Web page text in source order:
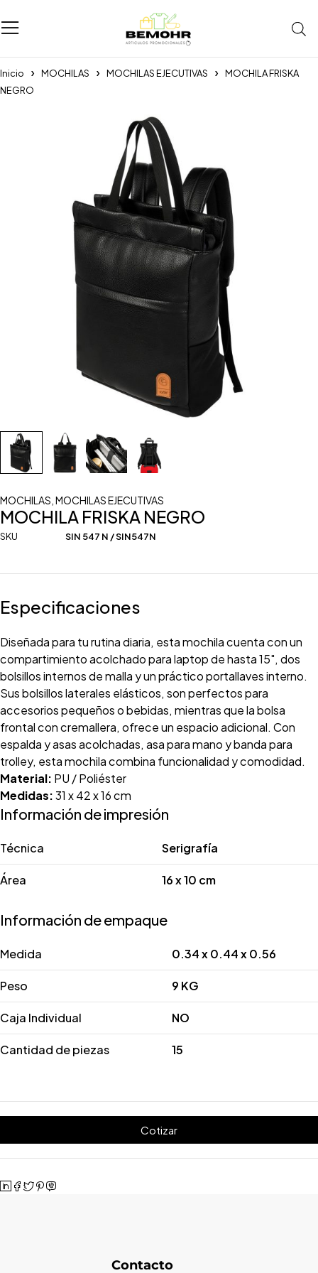
Inicio MOCHILAS MOCHILAS EJECUTIVAS
MOCHILA FRISKA
NEGRO
MOCHILAS MOCHILAS EJECUTIVAS
MOCHILA FRISKA NEGRO
SKU SIN 547 N / SIN547N
Especificaciones
Diseñada para tu rutina diaria, esta mochila cuenta con un
compartimiento acolchado para laptop de hasta 15", dos
bolsillos internos de malla y un práctico portallaves interno.
Sus bolsillos laterales elásticos, son perfectos para
accesorios pequeños o bebidas, mientras que la bolsa
frontal con cremallera, ofrece un espacio adicional. Con
espalda y asas acolchadas, asa para mano y banda para
trolley, esta mochila combina funcionalidad y comodidad.
Material: PU / Poliéster
Medidas:31 x 42 x 16 cm
Información de impresión
Técnica Serigrafía
Área 16 x 10 cm
Información de empaque
Medida 0.34 x 0.44 x 0.56
Peso 9 KG
Caja Individual NO
Cantidad de piezas 15
Cotizar
Contacto